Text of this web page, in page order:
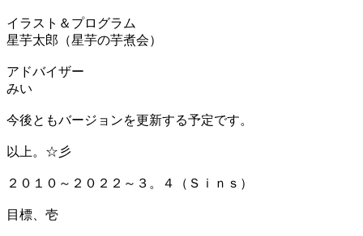
イラスト＆プログラム
星芋太郎（星芋の芋煮会）
アドバイザー
みい
今後ともバージョンを更新する予定です。
以上。☆彡
２０１０～２０２２～３。４（Ｓｉｎｓ）
目標、壱